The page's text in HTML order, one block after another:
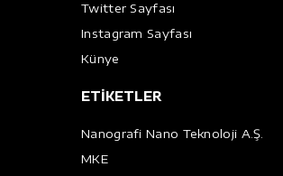
Twitter Sayfası
Instagram Sayfası
Künye
ETİKETLER
Nanografi Nano Teknoloji A.Ş.
MKE